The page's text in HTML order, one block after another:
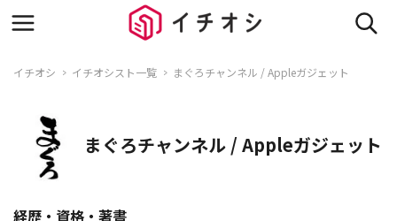
イチオシ イチオシスト一覧 まぐろチャンネル / Appleガジェット
まぐろチャンネル / Appleガジェット
経歴・資格・著書